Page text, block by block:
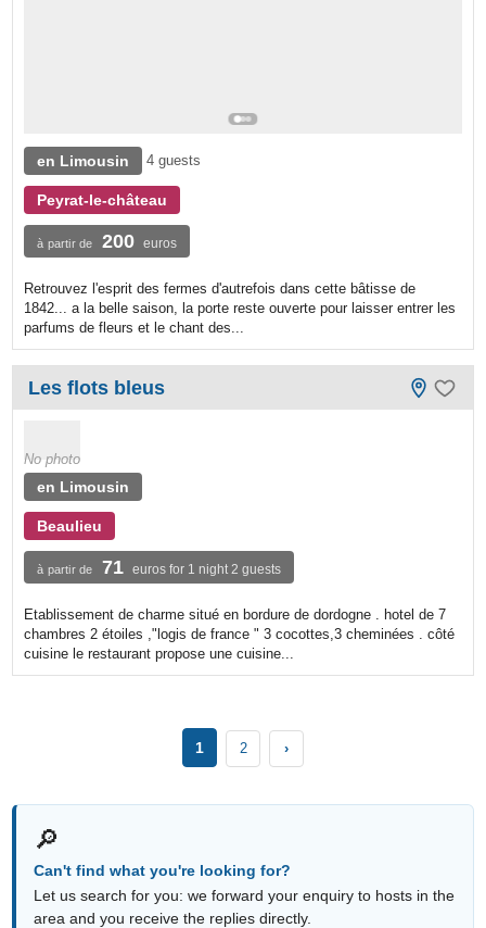
en Limousin 4 guests
Peyrat-le-château
à partir de 200 euros
Retrouvez l'esprit des fermes d'autrefois dans cette bâtisse de
1842... a la belle saison, la porte reste ouverte pour laisser entrer les
parfums de fleurs et le chant des...
Les flots bleus
No photo
en Limousin
Beaulieu
à partir de 71 euros for 1 night 2 guests
Etablissement de charme situé en bordure de dordogne . hotel de 7
chambres 2 étoiles ,"logis de france " 3 cocottes,3 cheminées . côté
cuisine le restaurant propose une cuisine...
1 2 ›
🔎
Can't find what you're looking for?
Let us search for you: we forward your enquiry to hosts in the
area and you receive the replies directly.